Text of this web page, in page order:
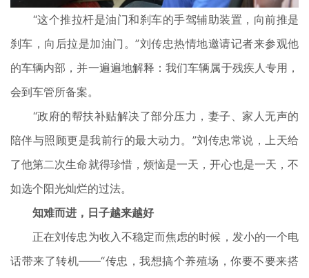
“这个推拉杆是油门和刹车的手驾辅助装置，向前推是
刹车，向后拉是加油门。”刘传忠热情地邀请记者来参观他
的车辆内部，并一遍遍地解释：我们车辆属于残疾人专用，
会到车管所备案。
“政府的帮扶补贴解决了部分压力，妻子、家人无声的
陪伴与照顾更是我前行的最大动力。”刘传忠常说，上天给
了他第二次生命就得珍惜，烦恼是一天，开心也是一天，不
如选个阳光灿烂的过法。
知难而进，日子越来越好
正在刘传忠为收入不稳定而焦虑的时候，发小的一个电
话带来了转机——“传忠，我想搞个养殖场，你要不要来搭